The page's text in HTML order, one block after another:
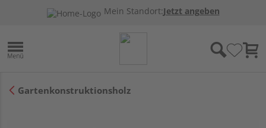
Mein Standort:Jetzt angeben
Gartenkonstruktionsholz